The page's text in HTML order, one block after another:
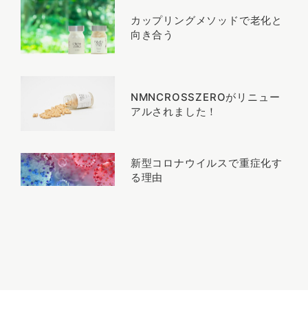
カップリングメソッドで老化と
向き合う
NMNCROSSZEROがリニュー
アルされました！
新型コロナウイルスで重症化す
る理由